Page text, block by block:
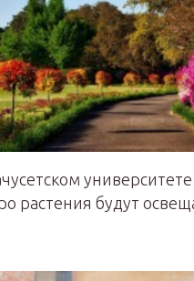
растения будут